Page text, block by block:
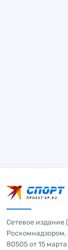
Сетевое издание
80505 от 15